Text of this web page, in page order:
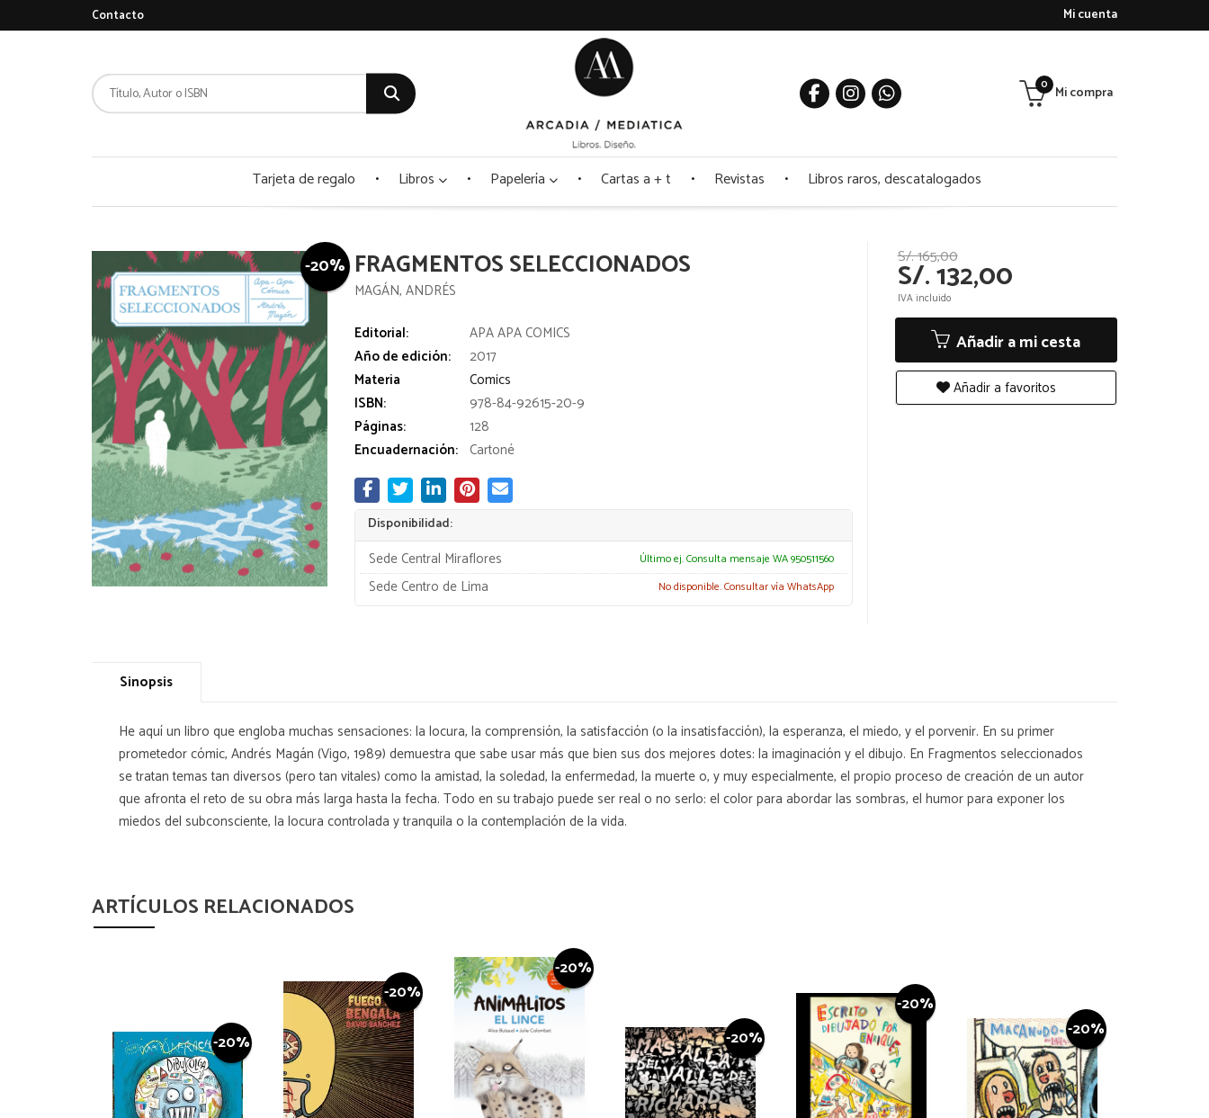
Mi cuenta
Contacto
Mi compra
0
Tarjeta de regalo Libros Papelería Cartas a + t Revistas Libros raros, descatalogados
-20% FRAGMENTOS SELECCIONADOS
MAGÁN, ANDRÉS
Editorial:
APA APA COMICS
Año de edición:
2017
Materia
Comics
ISBN:
978-84-92615-20-9
Páginas:
128
Encuadernación: Cartoné
Disponibilidad:
Sede Central Miraflores Último ej. Consulta mensaje WA 950511560
Sede Centro de Lima No disponible. Consultar vía WhatsApp
S/. 165,00
S/. 132,00
IVA incluido
Añadir a mi cesta
Añadir a favoritos
Sinopsis
He aquí un libro que engloba muchas sensaciones: la locura, la comprensión, la satisfacción (o la insatisfacción), la esperanza, el miedo, y el porvenir. En su primer
prometedor cómic, Andrés Magán (Vigo, 1989) demuestra que sabe usar más que bien sus dos mejores dotes: la imaginación y el dibujo. En Fragmentos seleccionados
se tratan temas tan diversos (pero tan vitales) como la amistad, la soledad, la enfermedad, la muerte o, y muy especialmente, el propio proceso de creación de un autor
que afronta el reto de su obra más larga hasta la fecha. Todo en su trabajo puede ser real o no serlo: el color para abordar las sombras, el humor para exponer los
miedos del subconsciente, la locura controlada y tranquila o la contemplación de la vida.
ARTÍCULOS RELACIONADOS
-20%
-20%
-20%
-20%
-20%
-20%